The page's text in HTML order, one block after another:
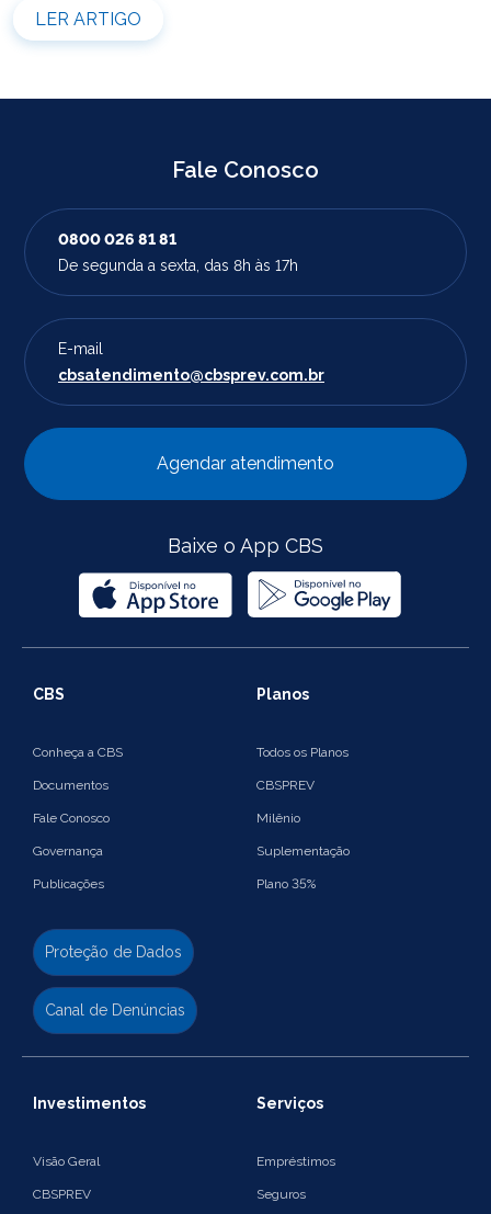
realizar novas simulações ou contratar empréstimos
pelos canais disponibilizados pela CBS Previdência.
Recomendamos que os participantes que […]
LER ARTIGO
Fale Conosco
0800 026 81 81
De segunda a sexta, das 8h às 17h
E-mail
cbsatendimento@cbsprev.com.br
Agendar atendimento
Baixe o App CBS
CBS
Conheça a CBS
Documentos
Fale Conosco
Governança
Publicações
Proteção de Dados
Canal de Denúncias
Planos
Todos os Planos
CBSPREV
Milênio
Suplementação
Plano 35%
Investimentos
Visão Geral
CBSPREV
Serviços
Empréstimos
Seguros